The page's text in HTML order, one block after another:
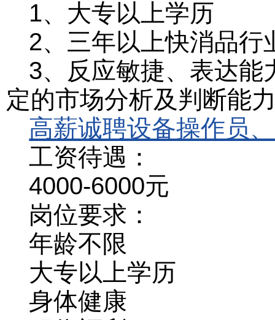
1、大专以上学历
2、三年以上快消品
3、反应敏捷、表达能
定的市场分析及判断能
高薪诚聘设备操作员
工资待遇：
4000-6000元
岗位要求：
年龄不限
大专以上学历
身体健康